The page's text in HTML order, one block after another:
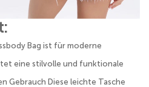
Bag ist für moderne
eine stilvolle und funktionale
Gebrauch Diese leichte Tasche